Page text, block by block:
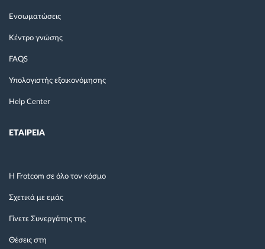
Ενσωματώσεις
Κέντρο γνώσης
FAQS
Υπολογιστής εξοικονόμησης
Help Center
ΕΤΑΙΡΕΙΑ
Η Frotcom σε όλο τον κόσμο
Σχετικά με εμάς
Γίνετε Συνεργάτης της
Θέσεις στη